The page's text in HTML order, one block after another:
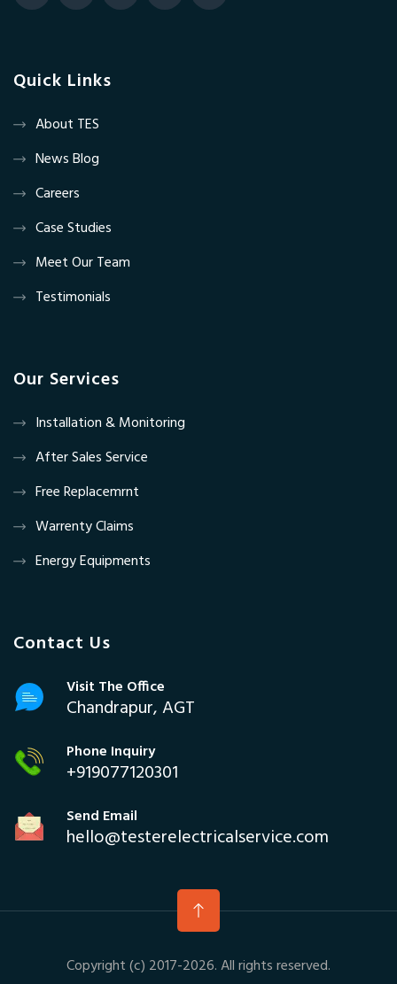
Quick Links
About TES
News Blog
Careers
Case Studies
Meet Our Team
Testimonials
Our Services
Installation & Monitoring
After Sales Service
Free Replacemrnt
Warrenty Claims
Energy Equipments
Contact Us
Visit The Office
Chandrapur, AGT
Phone Inquiry
+919077120301
Send Email
hello@testerelectricalservice.com
Copyright (c) 2017-2026. All rights reserved.